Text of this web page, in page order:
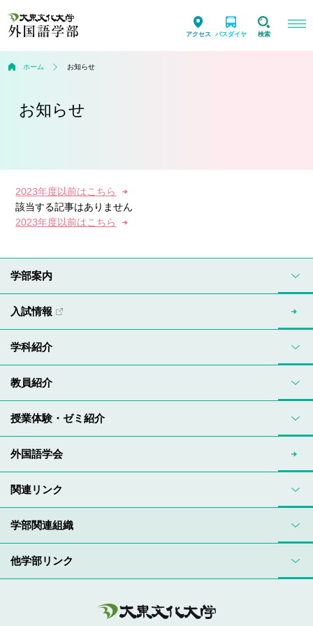
アクセス バスダイヤ 検索
ホーム お知らせ
お知らせ
2023年度以前はこちら
該当する記事はありません
2023年度以前はこちら
学部関連組織
他学部リンク
学部案内
入試情報
学科紹介
教員紹介
授業体験・ゼミ紹介
外国語学会
関連リンク